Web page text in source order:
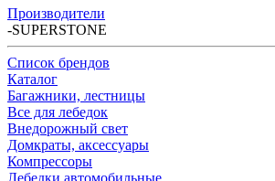
Производители
-SUPERSTONE
Список брендов
Каталог
Багажники, лестницы
Все для лебедок
Внедорожный свет
Домкраты, аксессуары
Компрессоры
Лебедки автомобильные